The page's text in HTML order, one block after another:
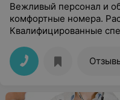
Вежливый персонал и
комфортные номера.
Квалифицированные